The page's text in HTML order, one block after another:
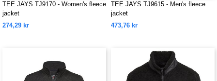
TEE JAYS TJ9170 - Women's fleece
jacket
274,29 kr
TEE JAYS TJ9615 - Men's fleece
jacket
473,76 kr